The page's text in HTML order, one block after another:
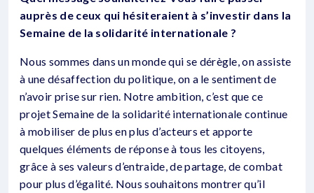
auprès de ceux qui hésiteraient à s’investir dans la
Semaine de la solidarité internationale ?
Nous sommes dans un monde qui se dérègle, on assiste
à une désaffection du politique, on a le sentiment de
n’avoir prise sur rien. Notre ambition, c’est que ce
projet Semaine de la solidarité internationale continue
à mobiliser de plus en plus d’acteurs et apporte
quelques éléments de réponse à tous les citoyens,
grâce à ses valeurs d’entraide, de partage, de combat
pour plus d’égalité. Nous souhaitons montrer qu’il